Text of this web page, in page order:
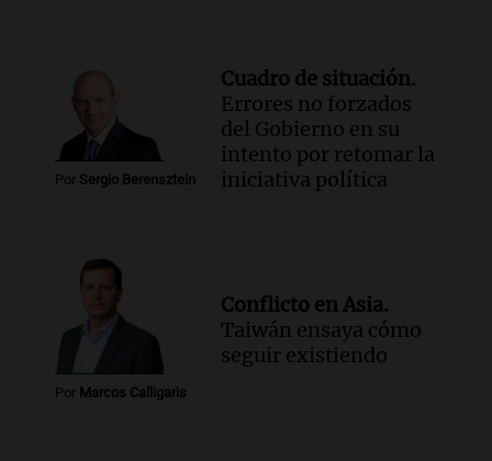
Por Sergio Berensztein
Cuadro de situación.
Errores no forzados
del Gobierno en su
intento por retomar la
iniciativa política
Por Marcos Calligaris
Conflicto en Asia.
Taiwán ensaya cómo
seguir existiendo